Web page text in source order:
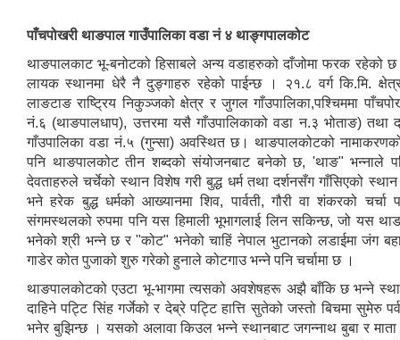
पाँचपोखरी थाङपाल गाउँपालिका वडा नं ४ थाङ्गपालकोट
थाङपालकाट भू-बनोटको हिसाबले अन्य वडाहरुको दाँजोमा फरक रहेको
लायक स्थानमा धेरै नै दुङ्गाहरु रहेको पाईन्छ । २१.८ वर्ग कि.मि.
लाङटाङ राष्ट्रिय निकुञ्जको क्षेत्र र जुगल गाँउपालिका,पश्चिममा
नं.६ (थाङपालधाप), उत्तरमा यसै गाँउपालिकाको वडा न.३ भोताङ) तथा
गाँउपालिका वडा नं.५ (गुन्सा) अवस्थित छ। थाङपालकोटको
पनि थाङपालकोट तीन शब्दको संयोजनबाट बनेको छ, 'थाङ" भन्नाले
देवताहरुले चर्चेको स्थान विशेष गरी बुद्ध धर्म तथा दर्शनसँग गाँसिएको
भने हरेक बुद्ध धर्मको आख्यानमा शिव, पार्वती, गौरी वा शंकरको
संगमस्थलको रुपमा पनि यस हिमाली भूभागलाई लिन सकिन्छ, जो यस
भनेको श्री भन्ने छ र "कोट" भनेको चाहिं नेपाल भुटानको लडाईमा जंग
गाडेर कोत पुजाको शुरु गरेको हुनाले कोटगाउ भन्ने पनि चर्चामा छ ।
थाङपालकोटको एउटा भू-भागमा त्यसको अवशेषहरू अझै बाँकि छ भन्ने
दाहिने पट्टि सिंह गर्जेको र देब्रे पट्टि हात्ति सुतेको जस्तो बिचमा सुमेरु
भनेर बुझिन्छ । यसको अलावा किउल भन्ने स्थानबाट जगन्नाथ बुबा र माता